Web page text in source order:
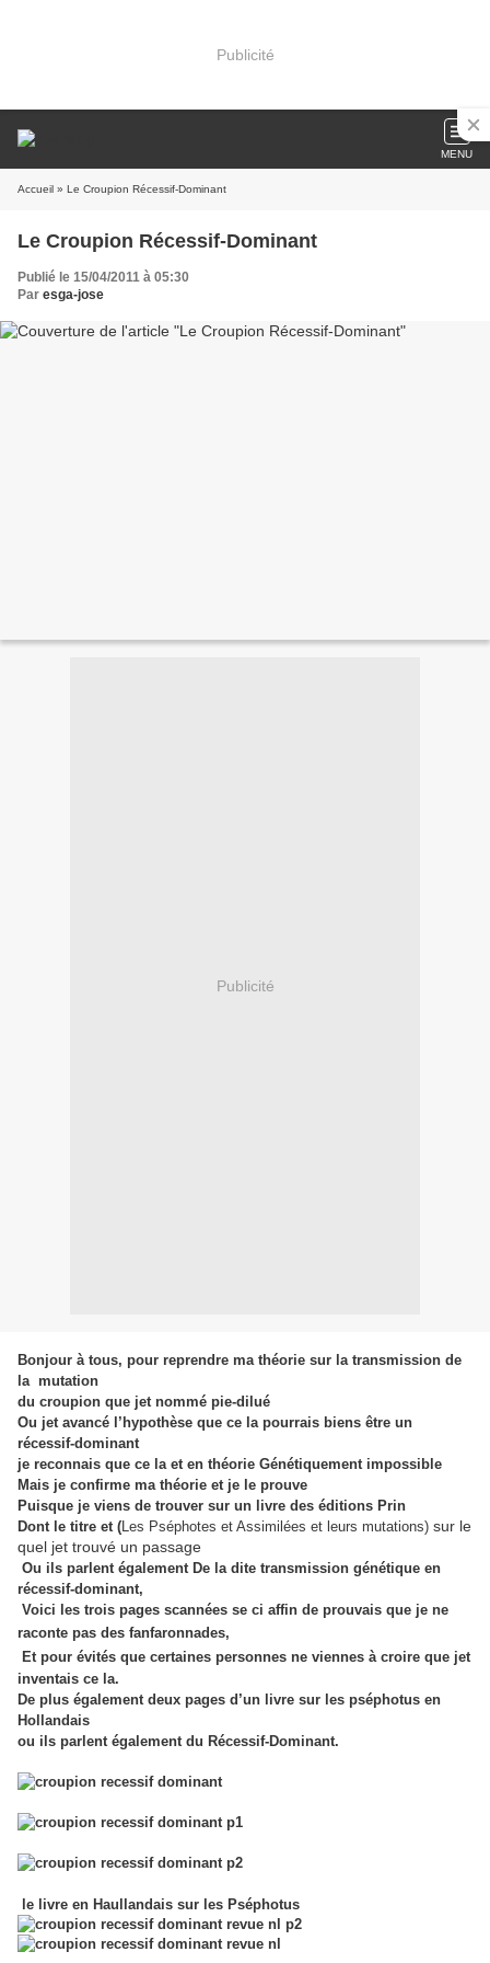
Publicité
MENU
Accueil » Le Croupion Récessif-Dominant
Le Croupion Récessif-Dominant
Publié le 15/04/2011 à 05:30
Par esga-jose
Publicité
Bonjour à tous, pour reprendre ma théorie sur la transmission de
la mutation
du croupion que jet nommé pie-dilué
Ou jet avancé l’hypothèse que ce la pourrais biens être un
récessif-dominant
je reconnais que ce la et en théorie Génétiquement impossible
Mais je confirme ma théorie et je le prouve
Puisque je viens de trouver sur un livre des éditions Prin
Dont le titre et (Les Pséphotes et Assimilées et leurs mutations) sur le
quel jet trouvé un passage
Ou ils parlent également De la dite transmission génétique en
récessif-dominant,
Voici les trois pages scannées se ci affin de prouvais que je ne
raconte pas des fanfaronnades,
Et pour évités que certaines personnes ne viennes à croire que jet
inventais ce la.
De plus également deux pages d’un livre sur les pséphotus en
Hollandais
ou ils parlent également du Récessif-Dominant.
le livre en Haullandais sur les Pséphotus